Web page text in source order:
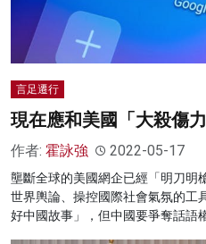
言足遷行
現在應和美國「大殺傷
作者: 霍詠強 2022-05-17
壟斷全球的美國網企已經「明刀明
世界輿論、操控國際社會氣氛的工
好中國故事」，但中國要爭奪話語